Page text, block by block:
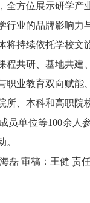
全方位展示研学产
行业的品牌影响力
将持续依托学校文
程共研、基地共建
职业教育双向赋能
所、本科和高职院
员单位等100余人
。
海磊 审稿：王健 责